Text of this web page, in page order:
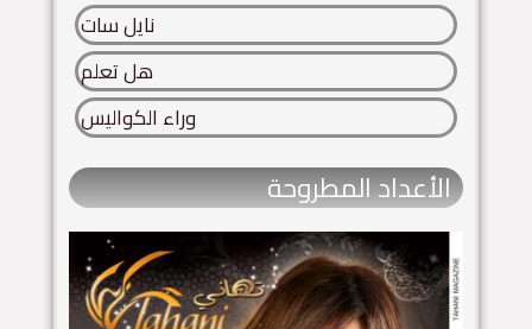
نايل سات
هل تعلم
وراء الكواليس
الأعداد المطروحة​